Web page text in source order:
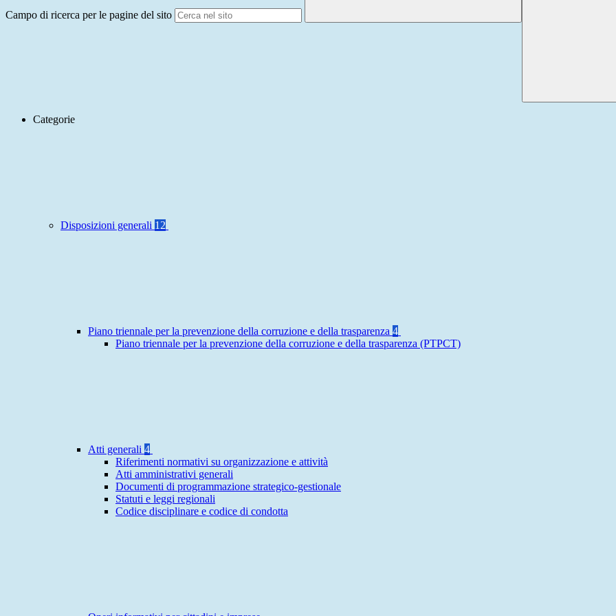
Campo di ricerca per le pagine del sito
Categorie
Disposizioni generali 12
Piano triennale per la prevenzione della corruzione e della trasparenza 4
Piano triennale per la prevenzione della corruzione e della trasparenza (PTPCT)
Atti generali 4
Riferimenti normativi su organizzazione e attività
Atti amministrativi generali
Documenti di programmazione strategico-gestionale
Statuti e leggi regionali
Codice disciplinare e codice di condotta